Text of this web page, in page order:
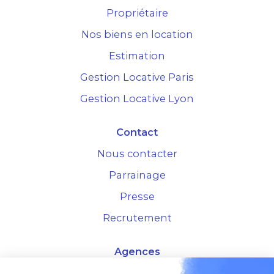
Propriétaire
Nos biens en location
Estimation
Gestion Locative Paris
Gestion Locative Lyon
Contact
Nous contacter
Parrainage
Presse
Recrutement
Agences